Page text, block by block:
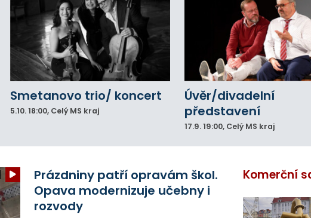
Smetanovo trio/ koncert
5.10. 18:00, Celý MS kraj
Úvěr/divadelní
představení
17.9.19:00, Celý MS kraj
Prázdniny patří opravám škol.
Opava modernizuje učebny i
rozvody
Komerční